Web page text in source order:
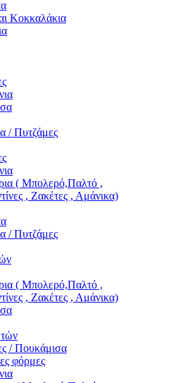
Κοκκαλάκια
/ Πυτζάμες
( Μπολερό,Παλτό ,
, Ζακέτες , Αμάνικα)
/ Πυτζάμες
( Μπολερό,Παλτό ,
, Ζακέτες , Αμάνικα)
/ Πουκάμισα
φόρμες